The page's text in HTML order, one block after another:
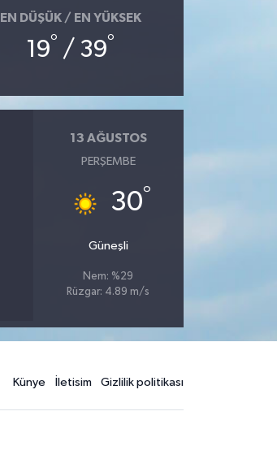
EN DÜŞÜK / EN YÜKSEK
19° / 39°
13 AĞUSTOS
PERŞEMBE
30°
Güneşli
Nem: %29
Rüzgar: 4.89 m/s
Künye İletisim Gizlilik politikası